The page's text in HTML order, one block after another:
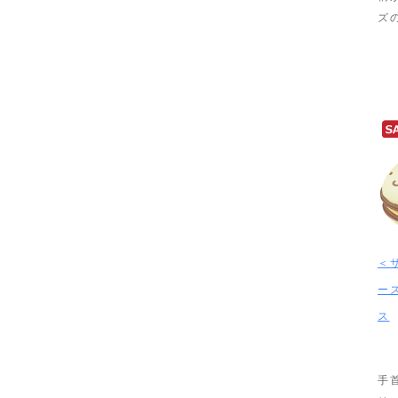
ズ
＜
ー
ス
手